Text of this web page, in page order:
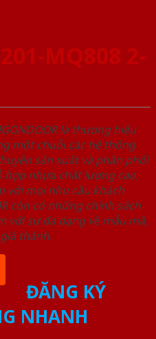
MQ808 2-
là thương hiệu
một chuỗi các hệ thống
sản xuất và phân phối
nhựa chất lượng cao,
với mọi nhu cầu khách
còn có những chính sách
với sự đa dạng về mẫu mã,
thành.
ĐĂNG KÝ
NHANH